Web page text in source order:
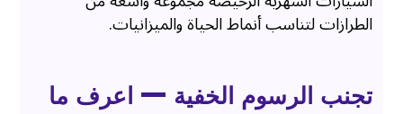
الطرازات لتناسب أنماط الحياة والميزانيات.
تجنب الرسوم الخفية — اعرف ما